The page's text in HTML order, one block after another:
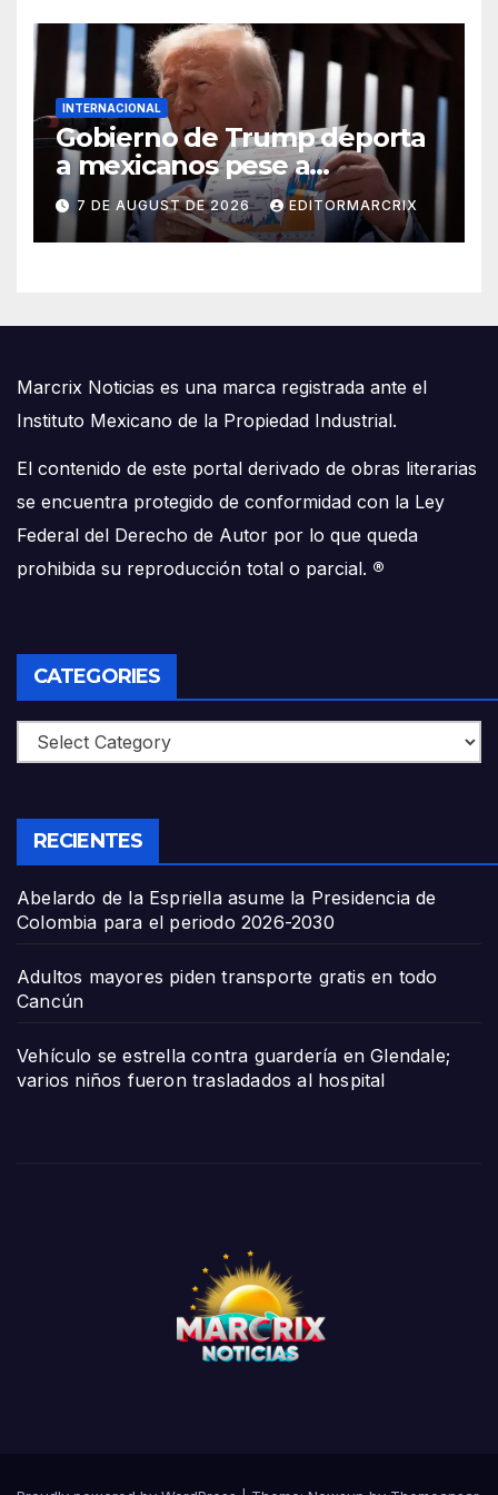
INTERNACIONAL
Gobierno de Trump deporta
a mexicanos pese a
protección contra la tortura,
según reporte
7 DE AUGUST DE 2026 EDITORMARCRIX
Marcrix Noticias es una marca registrada ante el
Instituto Mexicano de la Propiedad Industrial.
El contenido de este portal derivado de obras literarias
se encuentra protegido de conformidad con la Ley
Federal del Derecho de Autor por lo que queda
prohibida su reproducción total o parcial. ®
CATEGORIES
Categories
RECIENTES
Abelardo de la Espriella asume la Presidencia de
Colombia para el periodo 2026-2030
Adultos mayores piden transporte gratis en todo
Cancún
Vehículo se estrella contra guardería en Glendale;
varios niños fueron trasladados al hospital